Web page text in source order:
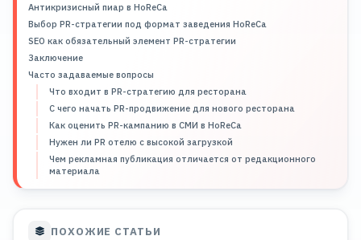
Антикризисный пиар в HoReCa
Выбор PR-стратегии под формат заведения HoReCa
SEO как обязательный элемент PR-стратегии
Заключение
Часто задаваемые вопросы
Что входит в PR-стратегию для ресторана
С чего начать PR-продвижение для нового ресторана
Как оценить PR-кампанию в СМИ в HoReCa
Нужен ли PR отелю с высокой загрузкой
Чем рекламная публикация отличается от редакционного
материала
ПОХОЖИЕ СТАТЬИ